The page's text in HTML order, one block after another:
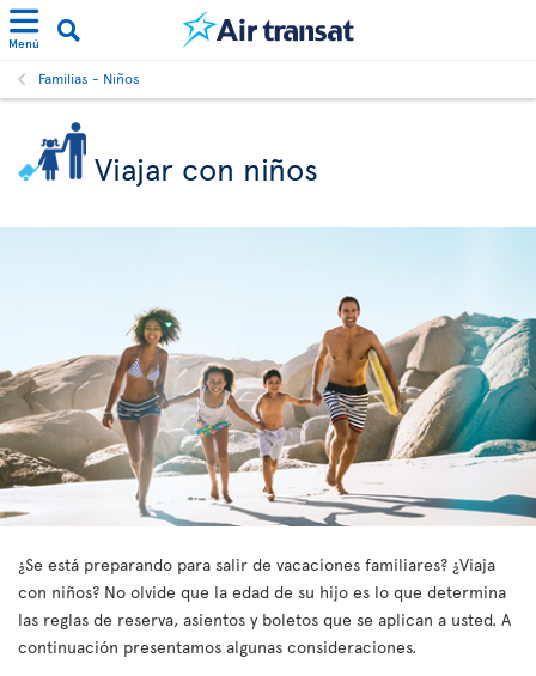
Menú
Familias - Niños
Viajar con niños
¿Se está preparando para salir de vacaciones familiares? ¿Viaja
con niños? No olvide que la edad de su hijo es lo que determina
las reglas de reserva, asientos y boletos que se aplican a usted. A
continuación presentamos algunas consideraciones.